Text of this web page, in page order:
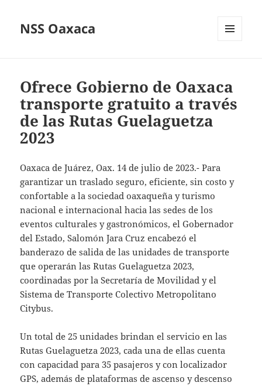
NSS Oaxaca
Ofrece Gobierno de Oaxaca
transporte gratuito a través
de las Rutas Guelaguetza
2023
Oaxaca de Juárez, Oax. 14 de julio de 2023.- Para
garantizar un traslado seguro, eficiente, sin costo y
confortable a la sociedad oaxaqueña y turismo
nacional e internacional hacia las sedes de los
eventos culturales y gastronómicos, el Gobernador
del Estado, Salomón Jara Cruz encabezó el
banderazo de salida de las unidades de transporte
que operarán las Rutas Guelaguetza 2023,
coordinadas por la Secretaría de Movilidad y el
Sistema de Transporte Colectivo Metropolitano
Citybus.
Un total de 25 unidades brindan el servicio en las
Rutas Guelaguetza 2023, cada una de ellas cuenta
con capacidad para 35 pasajeros y con localizador
GPS, además de plataformas de ascenso y descenso